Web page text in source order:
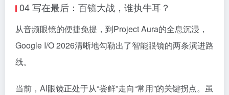
04 写在最后：百镜大战，谁执牛耳？
从音频眼镜的便捷免提，到Project Aura的全息沉浸，
Google I/O 2026清晰地勾勒出了智能眼镜的两条演进路
线。
当前，AI眼镜正处于从“尝鲜”走向“常用”的关键拐点。虽